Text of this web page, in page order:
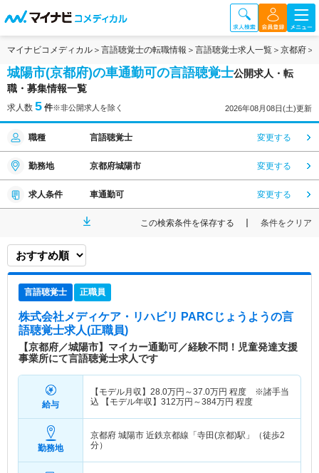
マイナビコメディカル 言語聴覚士の転職情報 言語聴覚士求人一覧 京都府
城陽市(京都府)の車通勤可の言語聴覚士公開求人・転
職・募集情報一覧
求人数 5 件※非公開求人を除く 2026年08月08日(土)更新
職種 言語聴覚士 変更する
勤務地 京都府城陽市 変更する
求人条件 車通勤可 変更する
この検索条件を保存する 条件をクリア
言語聴覚士 正職員
株式会社メディケア・リハビリ PARCじょうようの言
語聴覚士求人(正職員)
【京都府／城陽市】マイカー通勤可／経験不問！児童発達支援
事業所にて言語聴覚士求人です
給与
【モデル月収】 28.0万円～37.0万円 程度 ※諸手当
込 【モデル年収】 312万円～384万円 程度
勤務地
京都府 城陽市 近鉄京都線「寺田(京都)駅」（徒歩2
分）